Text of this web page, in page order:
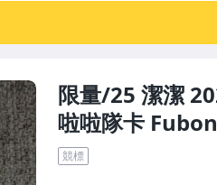
限量/25 潔潔
啦啦隊卡
競標